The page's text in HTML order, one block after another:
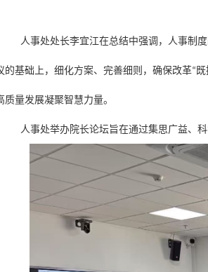
人事处处长李宜江在总结中强调， 人事制
的基础上 ，细化方案、完善细则，确保改革“
质量发展凝聚智慧力量。
人事处举办院长论坛旨在通过集思广益、